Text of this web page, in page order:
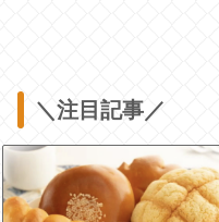
＼注目記事／